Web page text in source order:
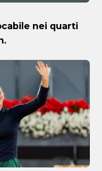
nei quarti